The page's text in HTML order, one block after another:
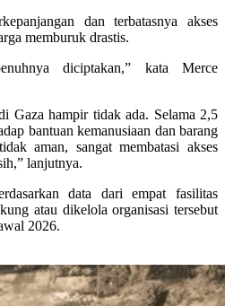
dan terbatasnya akses
memburuk drastis.
diciptakan,” kata Merce
Gaza hampir tidak ada. Selama 2,5
bantuan kemanusiaan dan barang
aman, sangat membatasi akses
lanjutnya.
data dari empat fasilitas
atau dikelola organisasi tersebut
2026.